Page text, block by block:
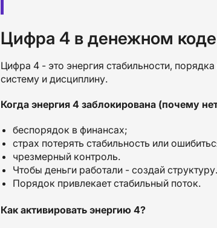
Цифра 4 в денежном коде
Цифра 4 - это энергия стабильности,
систему и дисциплину.
Когда энергия 4 заблокирована (почему
беспорядок в финансах;
страх потерять стабильность или
чрезмерный контроль.
Чтобы деньги работали - создай структуру.
Порядок привлекает стабильный поток.
Как активировать энергию 4?